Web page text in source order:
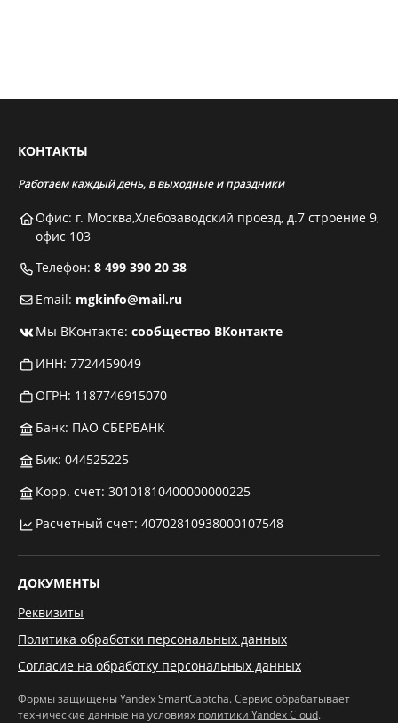
КОНТАКТЫ
Работаем каждый день, в выходные и праздники
Офис: г. Москва,Хлебозаводский проезд, д.7 строение 9,
офис 103
Телефон: 8 499 390 20 38
Email: mgkinfo@mail.ru
Мы ВКонтакте: сообщество ВКонтакте
ИНН: 7724459049
ОГРН: 1187746915070
Банк: ПАО СБЕРБАНК
Бик: 044525225
Корр. счет: 30101810400000000225
Расчетный счет: 40702810938000107548
ДОКУМЕНТЫ
Реквизиты
Политика обработки персональных данных
Согласие на обработку персональных данных
Формы защищены Yandex SmartCaptcha. Сервис обрабатывает
технические данные на условиях политики Yandex Cloud.